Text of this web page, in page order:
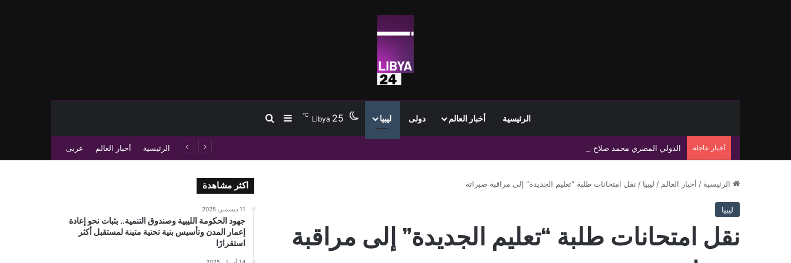
الرئيسية أخبار العالم دولى ليبيا Libya 25
℃ إضافة عمود جانبي
بحث عن
أخبار عاجلة الدولي المصري محمد صلاح يصل تركيا تمهيدًا لإتمام انتقاله إلى طرابزون سبور وسط استقبال جماهيري واسع الرئيسية أخبار العالم عربى
الرئيسية / أخبار العالم / ليبيا / نقل امتحانات طلبة “تعليم الجديدة” إلى مراقبة صبراتة
ليبيا
نقل امتحانات طلبة “تعليم الجديدة” إلى مراقبة
اكثر مشاهدة
11 ديسمبر، 2025
جهود الحكومة الليبية وصندوق التنمية.. بثبات نحو إعادة
إعمار المدن وتأسيس بنية تحتية متينة لمستقبل أكثر
استقرارًا